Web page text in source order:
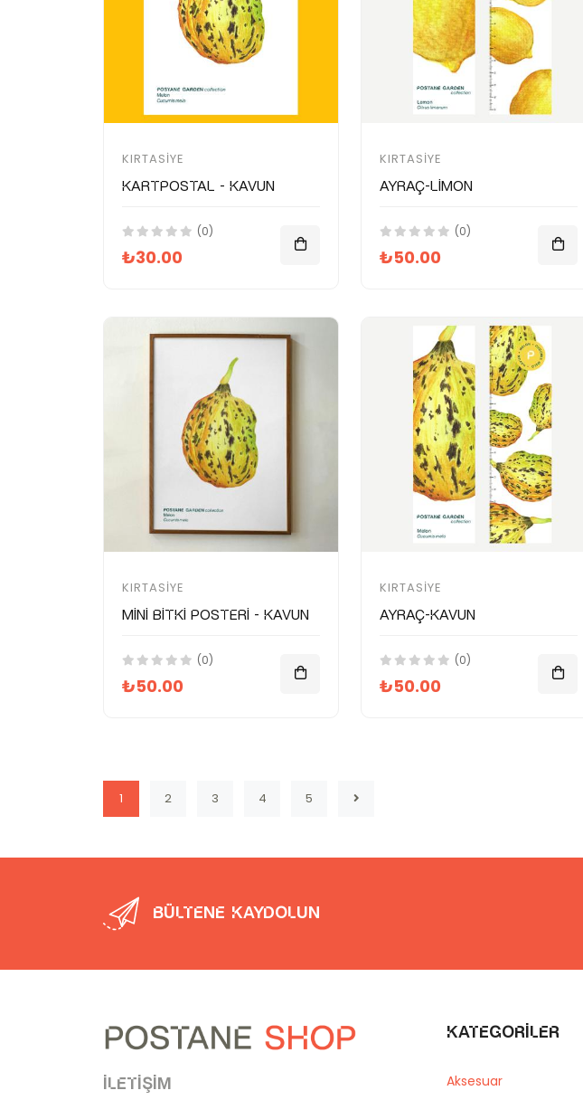
KIRTASIYE
Kartpostal - Kavun
(0)
₺30.00
KIRTASIYE
Ayraç-Limon
(0)
₺50.00
KIRTASIYE
Mini Bitki Posteri - Kavun
(0)
₺50.00
KIRTASIYE
Ayraç-Kavun
(0)
₺50.00
1 2 3 4 5
Bültene kaydolun
İletişim
Kategoriler
Aksesuar